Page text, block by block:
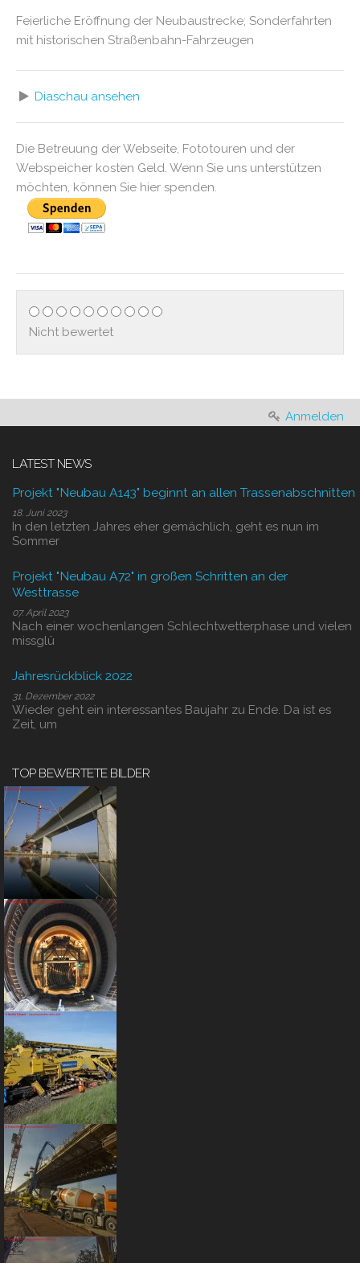
Feierliche Eröffnung der Neubaustrecke; Sonderfahrten
mit historischen Straßenbahn-Fahrzeugen
Diaschau ansehen
Die Betreuung der Webseite, Fototouren und der
Webspeicher kosten Geld. Wenn Sie uns unterstützen
möchten, können Sie hier spenden.
Nicht bewertet
Anmelden
LATEST NEWS
Projekt "Neubau A143" beginnt an allen Trassenabschnitten
18. Juni 2023
In den letzten Jahres eher gemächlich, geht es nun im
Sommer
Projekt "Neubau A72" in großen Schritten an der
Westtrasse
07. April 2023
Nach einer wochenlangen Schlechtwetterphase und vielen
missglü
Jahresrückblick 2022
31. Dezember 2022
Wieder geht ein interessantes Baujahr zu Ende. Da ist es
Zeit, um
TOP BEWERTETE BILDER